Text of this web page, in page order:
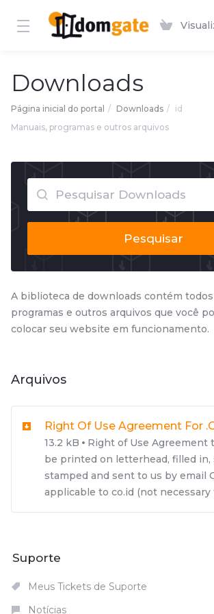
Downloads
Página inicial do portal Downloads
id
Manuais, programas e outros arquivos
Pesquisar
A biblioteca de downloads contém todos
programas e outros arquivos que você
colocar seu website em funcionamento.
Arquivos
Right Of Use Agreement For
13.2 kB
Right of Use Agreement
be printed on letterhead, filled in,
stamped and sent to us by email
applicable to co.id (not necessary
Suporte
Meus Tickets de Suporte
Notícias